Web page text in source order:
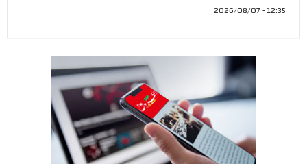
12:35 - 2026/08/07